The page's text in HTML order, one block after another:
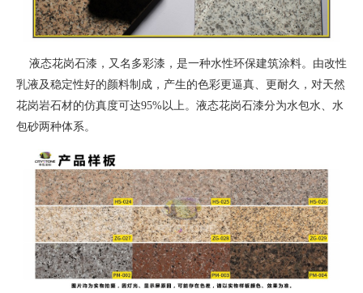
液态花岗石漆，又名多彩漆，是一种水性环保建筑涂料。由改性
乳液及稳定性好的颜料制成，产生的色彩更逼真、更耐久，对天然
花岗岩石材的仿真度可达95%以上。液态花岗石漆分为水包水、水
包砂两种体系。